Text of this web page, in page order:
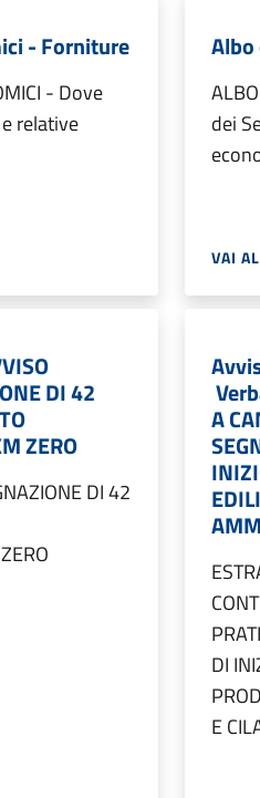
- Forniture
- Dove
relative
dei
VAI
DI 42
ZERO
DI 42
A
DI
E